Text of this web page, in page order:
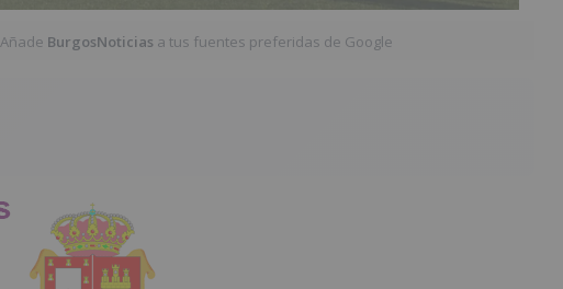
Añade BurgosNoticias a tus fuentes preferidas de Google